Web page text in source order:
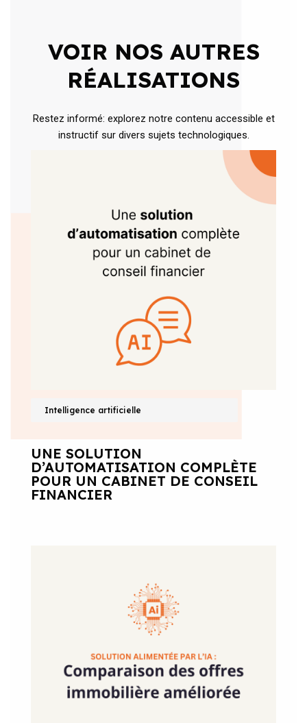
VOIR NOS AUTRES
RÉALISATIONS
Restez informé: explorez notre contenu accessible et
instructif sur divers sujets technologiques.
Intelligence artificielle
UNE SOLUTION
D’AUTOMATISATION COMPLÈTE
POUR UN CABINET DE CONSEIL
FINANCIER